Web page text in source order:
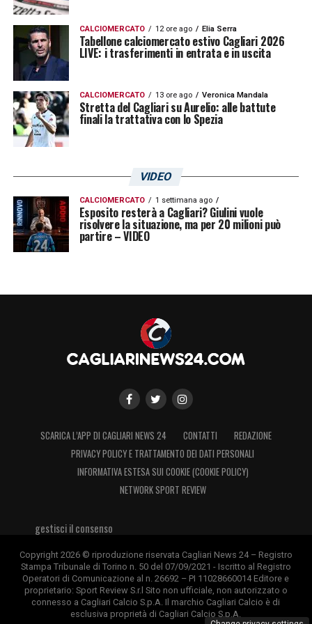
parti mi sono sempre trovato bene»
PROSSIMA STAGIONE –«La prossima
stagione presenterà senz’altro tante insidie,
come tutte le stagioni in Serie A. Se lo
scorso anno avevamo un bersaglio dietro la
schiena, quest’anno ne avremo due. Ma io e
continuità ad un lavoro iniziato dodici mesi
fa. Nel calcio conta il presente: tutto quello
che abbiamo fatto prima non conta più.
Siamo già pronti e carichi per iniziare la
confermarci, la cosa più difficile nel calcio»
LA PLAYLIST DELLE NOSTRE TOP NEWS
CALCIOMERCATO 12 ore ago Elia Serra
Tabellone calciomercato estivo Cagliari 2026
LIVE: i trasferimenti in entrata e in uscita
CALCIOMERCATO 13 ore ago Veronica Mandala
Stretta del Cagliari su Aurelio: alle battute
finali la trattativa con lo Spezia
VIDEO
CALCIOMERCATO 1 settimana ago
Esposito resterà a Cagliari? Giulini vuole
risolvere la situazione, ma per 20 milioni può
partire – VIDEO
SCARICA L’APP DI CAGLIARI NEWS 24 CONTATTI
REDAZIONE
PRIVACY POLICY E TRATTAMENTO DEI DATI PERSONALI
INFORMATIVA ESTESA SUI COOKIE (COOKIE POLICY)
NETWORK SPORT REVIEW
gestisci il consenso
Copyright 2026 © riproduzione riservata Cagliari News 24 – Registro
Stampa Tribunale di Torino n. 50 del 07/09/2021 - Iscritto al Registro
Operatori di Comunicazione al n. 26692 – PI 11028660014 Editore e
proprietario: Sport Review S.r.l Sito non ufficiale, non autorizzato o
connesso a Cagliari Calcio S.p.A. Il marchio Cagliari Calcio è di
esclusiva proprietà di Cagliari Calcio S.p.A.